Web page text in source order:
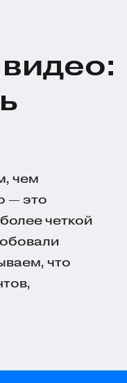
чем
— это
четкой
что
,